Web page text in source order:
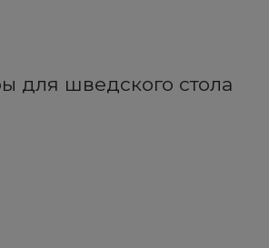
для шведского стола